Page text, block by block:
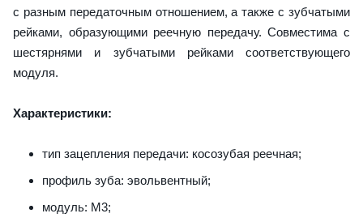
с разным передаточным отношением, а также с зубчатыми
рейками, образующими реечную передачу. Совместима с
шестярнями и зубчатыми рейками соответствующего
модуля.
Характеристики:
тип зацепления передачи: косозубая реечная;
профиль зуба: эвольвентный;
модуль: M3;